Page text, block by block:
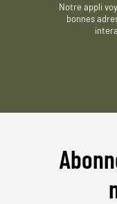
Notre appli
bonnes